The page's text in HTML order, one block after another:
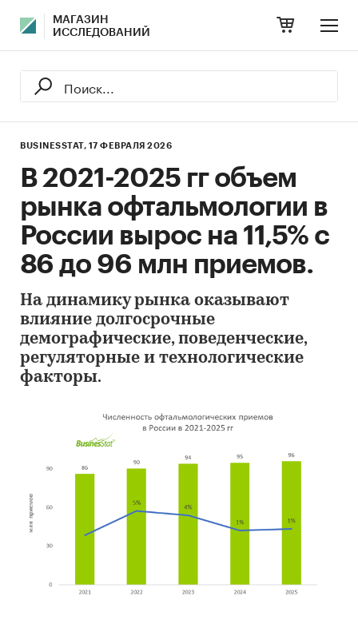
МАГАЗИН
ИССЛЕДОВАНИЙ
BUSINESSTAT, 17 ФЕВРАЛЯ 2026
В 2021-2025 гг объем
рынка офтальмологии в
России вырос на 11,5% с
86 до 96 млн приемов.
На динамику рынка оказывают
влияние долгосрочные
демографические, поведенческие,
регуляторные и технологические
факторы.